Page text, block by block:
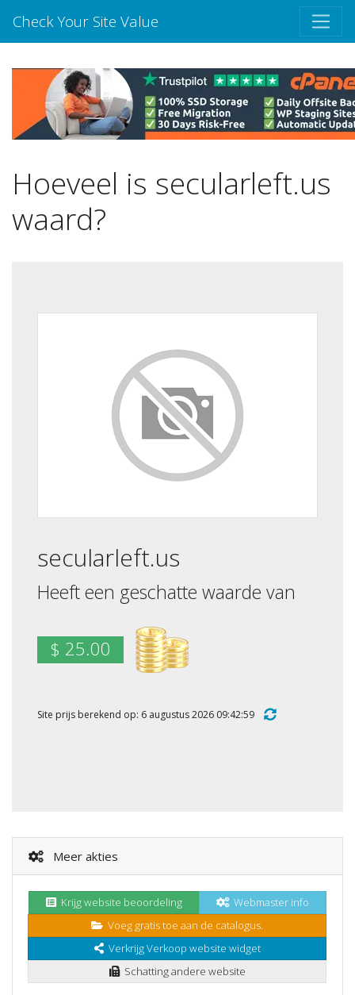
Check Your Site Value
Hoeveel is secularleft.us
waard?
secularleft.us
Heeft een geschatte waarde van
$ 25.00
Site prijs berekend op: 6 augustus 2026 09:42:59
Meer akties
Krijg website beoordeling
Webmaster info
Voeg gratis toe aan de catalogus.
Verkrijg Verkoop website widget
Schatting andere website